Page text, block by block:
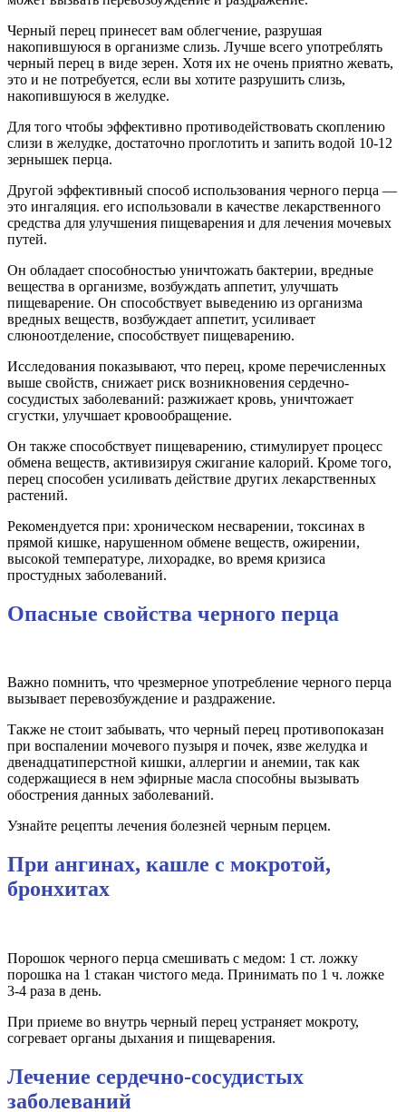
Черный перец принесет вам облегчение, разрушая
накопившуюся в организме слизь. Лучше всего употреблять
черный перец в виде зерен. Хотя их не очень приятно жевать,
это и не потребуется, если вы хотите разрушить слизь,
накопившуюся в желудке.
Для того чтобы эффективно противодействовать скоплению
слизи в желудке, достаточно проглотить и запить водой 10-12
зернышек перца.
Другой эффективный способ использования черного перца —
это ингаляция. его использовали в качестве лекарственного
средства для улучшения пищеварения и для лечения мочевых
путей.
Он обладает способностью уничтожать бактерии, вредные
вещества в организме, возбуждать аппетит, улучшать
пищеварение. Он способствует выведению из организма
вредных веществ, возбуждает аппетит, усиливает
слюноотделение, способствует пищеварению.
Исследования показывают, что перец, кроме перечисленных
выше свойств, снижает риск возникновения сердечно-
сосудистых заболеваний: разжижает кровь, уничтожает
сгустки, улучшает кровообращение.
Он также способствует пищеварению, стимулирует процесс
обмена веществ, активизируя сжигание калорий. Кроме того,
перец способен усиливать действие других лекарственных
растений.
Рекомендуется при: хроническом несварении, токсинах в
прямой кишке, нарушенном обмене веществ, ожирении,
высокой температуре, лихорадке, во время кризиса
простудных заболеваний.
Опасные свойства черного перца
Важно помнить, что чрезмерное употребление черного перца
вызывает перевозбуждение и раздражение.
Также не стоит забывать, что черный перец противопоказан
при воспалении мочевого пузыря и почек, язве желудка и
двенадцатиперстной кишки, аллергии и анемии, так как
содержащиеся в нем эфирные масла способны вызывать
обострения данных заболеваний.
Узнайте рецепты лечения болезней черным перцем.
При ангинах, кашле с мокротой,
бронхитах
Порошок черного перца смешивать с медом: 1 ст. ложку
порошка на 1 стакан чистого меда. Принимать по 1 ч. ложке
3-4 раза в день.
При приеме во внутрь черный перец устраняет мокроту,
согревает органы дыхания и пищеварения.
Лечение сердечно-сосудистых
заболеваний